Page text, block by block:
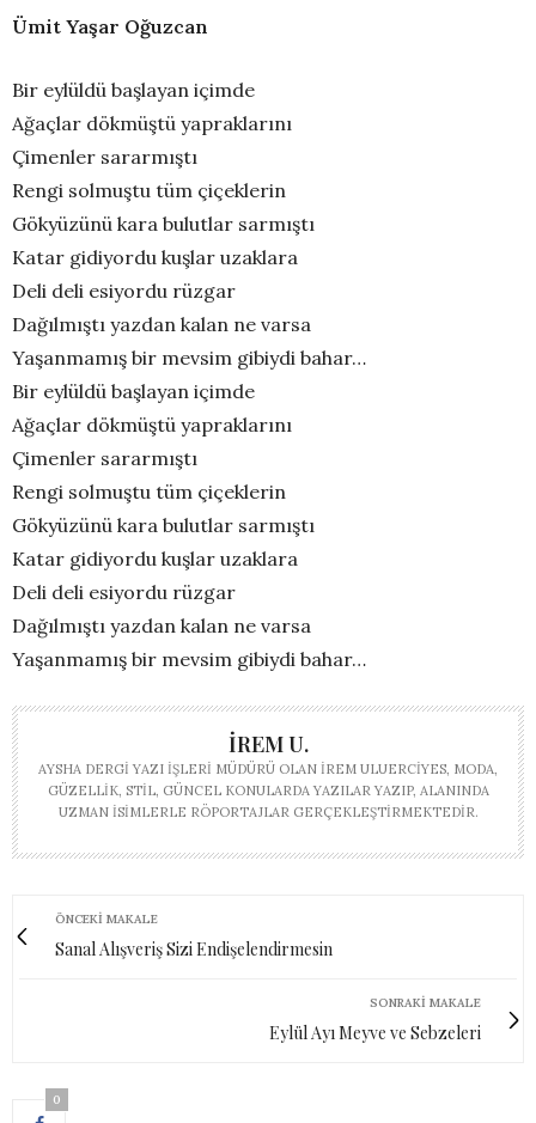
Ümit Yaşar Oğuzcan
Bir eylüldü başlayan içimde
Ağaçlar dökmüştü yapraklarını
Çimenler sararmıştı
Rengi solmuştu tüm çiçeklerin
Gökyüzünü kara bulutlar sarmıştı
Katar gidiyordu kuşlar uzaklara
Deli deli esiyordu rüzgar
Dağılmıştı yazdan kalan ne varsa
Yaşanmamış bir mevsim gibiydi bahar…
Bir eylüldü başlayan içimde
Ağaçlar dökmüştü yapraklarını
Çimenler sararmıştı
Rengi solmuştu tüm çiçeklerin
Gökyüzünü kara bulutlar sarmıştı
Katar gidiyordu kuşlar uzaklara
Deli deli esiyordu rüzgar
Dağılmıştı yazdan kalan ne varsa
Yaşanmamış bir mevsim gibiydi bahar…
İREM U.
AYSHA DERGI YAZI İŞLERI MÜDÜRÜ OLAN İREM ULUERCIYES, MODA,
GÜZELLIK, STIL, GÜNCEL KONULARDA YAZILAR YAZIP, ALANINDA
UZMAN ISIMLERLE RÖPORTAJLAR GERÇEKLEŞTIRMEKTEDIR.
ÖNCEKI MAKALE
Sanal Alışveriş Sizi Endişelendirmesin
SONRAKI MAKALE
Eylül Ayı Meyve ve Sebzeleri
0